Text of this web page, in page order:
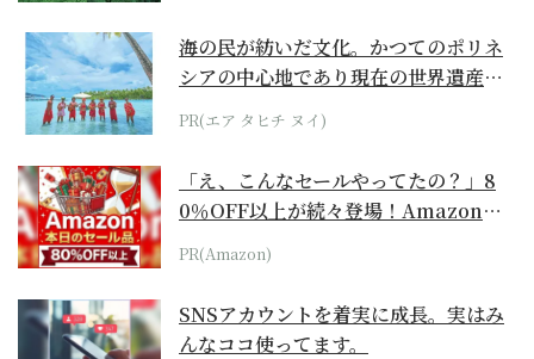
海の民が紡いだ文化。かつてのポリネ
シアの中心地であり現在の世界遺産か
らみえてくる...
PR(エア タヒチ ヌイ)
「え、こんなセールやってたの？」8
0％OFF以上が続々登場！Amazonの
本気が...
PR(Amazon)
SNSアカウントを着実に成長。実はみ
んなココ使ってます。